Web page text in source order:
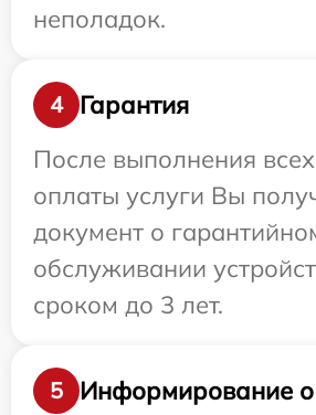
неполадок.
4
Гарантия
После выполнения
оплаты услуги Вы
документ о
обслуживании
сроком до 3 лет.
5
Информирование о